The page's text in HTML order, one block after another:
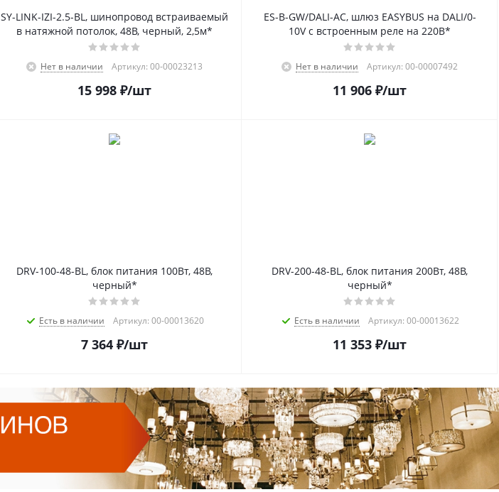
SY-LINK-IZI-2.5-BL, шинопровод встраиваемый
в натяжной потолок, 48В, черный, 2,5м*
Нет в наличии Артикул: 00-00023213
15 998 ₽/шт
ES-B-GW/DALI-AC, шлюз EASYBUS на DALI/0-
10V с встроенным реле на 220В*
Нет в наличии Артикул: 00-00007492
11 906 ₽/шт
DRV-100-48-BL, блок питания 100Вт, 48В,
черный*
Есть в наличии Артикул: 00-00013620
7 364 ₽/шт
DRV-200-48-BL, блок питания 200Вт, 48В,
черный*
Есть в наличии Артикул: 00-00013622
11 353 ₽/шт